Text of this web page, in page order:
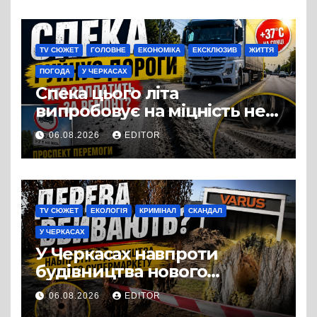
виробництвом м’яса птиці
TV СЮЖЕТ ГОЛОВНЕ ЕКОНОМІКА ЕКСКЛЮЗИВ ЖИТТЯ
ПОГОДА У ЧЕРКАСАХ
Спека цього літа
випробовує на міцність не
лише людей, а й дороги
Черкас
06.08.2026 EDITOR
TV СЮЖЕТ ЕКОЛОГІЯ КРИМІНАЛ СКАНДАЛ
У ЧЕРКАСАХ
У Черкасах навпроти
будівництва нового
супермаркету VARUS на
проспекті Перемоги всохли
06.08.2026 EDITOR